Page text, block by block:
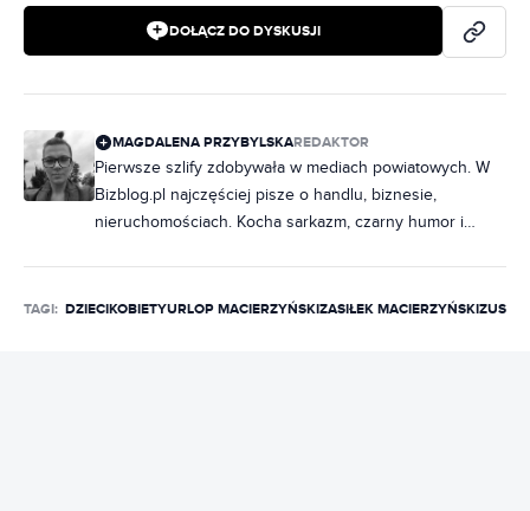
DOŁĄCZ DO DYSKUSJI
MAGDALENA PRZYBYLSKAREDAKTOR
Pierwsze szlify zdobywała w mediach powiatowych. W
Bizblog.pl najczęściej pisze o handlu, biznesie,
nieruchomościach. Kocha sarkazm, czarny humor i
TAGI: DZIECIKOBIETYURLOP MACIERZYŃSKIZASIŁEK MACIERZYŃSKIZUS